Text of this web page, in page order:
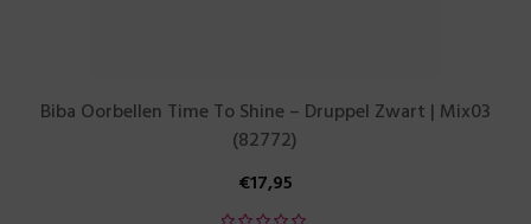
Biba Oorbellen Time To Shine – Druppel Zwart | Mix03
(82772)
€17,95